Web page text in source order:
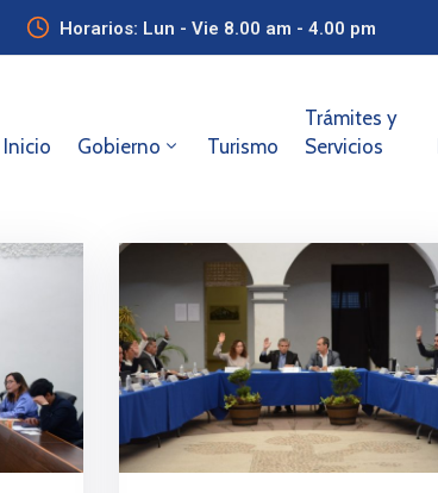
Horarios: Lun - Vie 8.00 am - 4.00 pm
Inicio Gobierno Turismo
Trámites y
Servicios